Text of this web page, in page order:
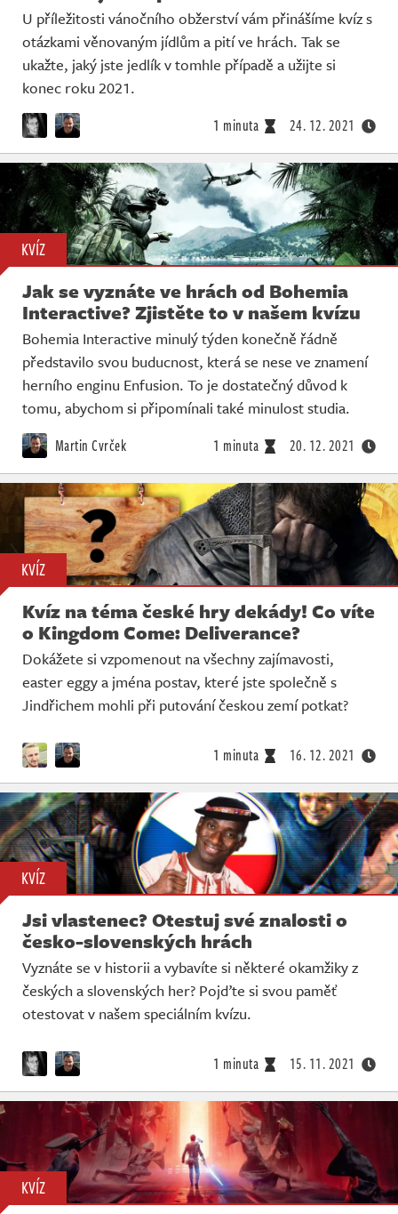
U příležitosti vánočního obžerství vám přinášíme kvíz s
otázkami věnovaným jídlům a pití ve hrách. Tak se
ukažte, jaký jste jedlík v tomhle případě a užijte si
konec roku 2021.
1 minuta 24. 12. 2021
KVÍZ
Jak se vyznáte ve hrách od Bohemia
Interactive? Zjistěte to v našem kvízu
Bohemia Interactive minulý týden konečně řádně
představilo svou buducnost, která se nese ve znamení
herního enginu Enfusion. To je dostatečný důvod k
tomu, abychom si připomínali také minulost studia.
Martin Cvrček 1 minuta 20. 12. 2021
KVÍZ
Kvíz na téma české hry dekády! Co víte
o Kingdom Come: Deliverance?
Dokážete si vzpomenout na všechny zajímavosti,
easter eggy a jména postav, které jste společně s
Jindřichem mohli při putování českou zemí potkat?
1 minuta 16. 12. 2021
KVÍZ
Jsi vlastenec? Otestuj své znalosti o
česko-slovenských hrách
Vyznáte se v historii a vybavíte si některé okamžiky z
českých a slovenských her? Pojďte si svou paměť
otestovat v našem speciálním kvízu.
1 minuta 15. 11. 2021
KVÍZ